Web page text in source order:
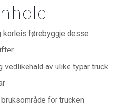
korleis førebyggje desse
vedlikehald av ulike typar truck
for trucken